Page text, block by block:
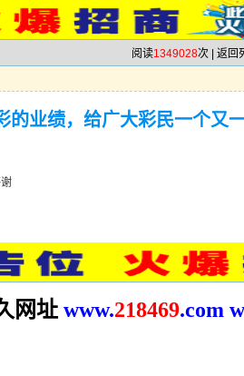
阅读1349028次 | 返回
的业绩，给广大彩民一个又
网址 www.218469.com